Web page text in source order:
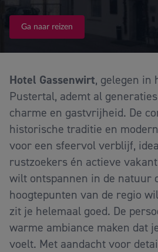
Ga naar reizen
Hotel Gassenwirt, gelegen in
Pustertal, ademt al
charme en gastvrijheid. De
historische traditie en
voor een sfeervol verblijf,
rustzoekers én actieve
wilt ontspannen in de natuur
hoogtepunten van de regio
zit je helemaal goed. De
warme ambiance maken dat
voelt. Met aandacht voor